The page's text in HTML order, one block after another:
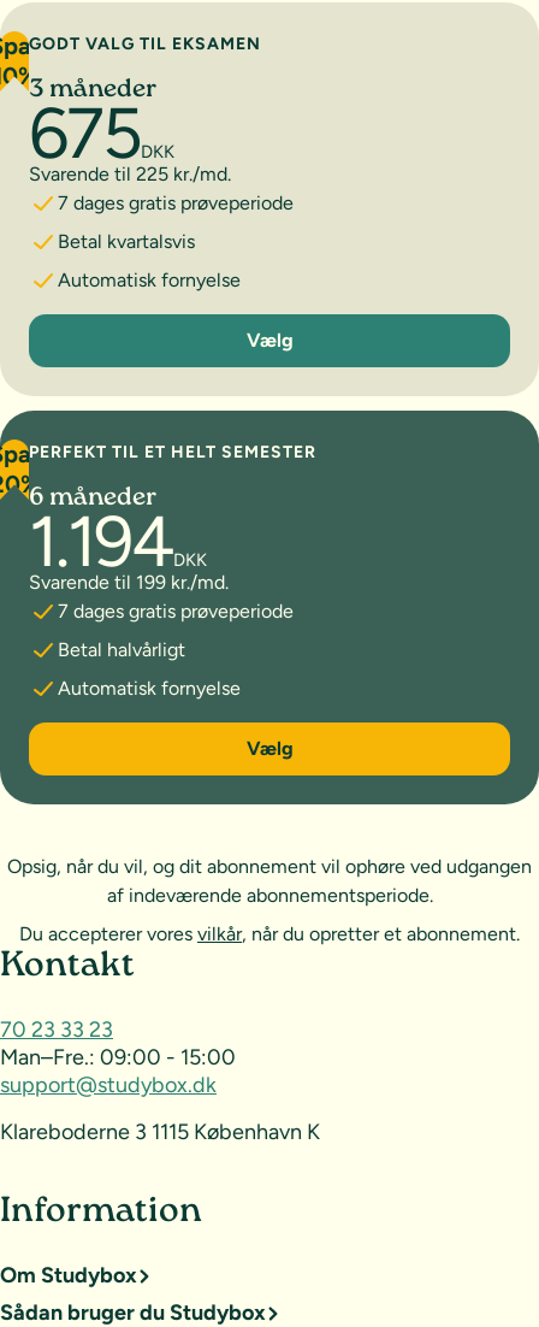
GODT VALG TIL EKSAMEN
3 måneder
675DKK
Svarende til 225 kr./md.
7 dages gratis prøveperiode
Betal kvartalsvis
Automatisk fornyelse
3 måneder
Vælg
PERFEKT TIL ET HELT SEMESTER
6 måneder
1.194DKK
Svarende til 199 kr./md.
7 dages gratis prøveperiode
Betal halvårligt
Automatisk fornyelse
6 måneder
Vælg
Opsig, når du vil, og dit abonnement vil ophøre ved udgangen
af indeværende abonnementsperiode.
Du accepterer vores vilkår, når du opretter et abonnement.
Sideoversigt og kontakt
Kontakt
70 23 33 23
Man–Fre.: 09:00 - 15:00
support@studybox.dk
Klareboderne 3 1115 København K
Information
Om Studybox
Sådan bruger du Studybox